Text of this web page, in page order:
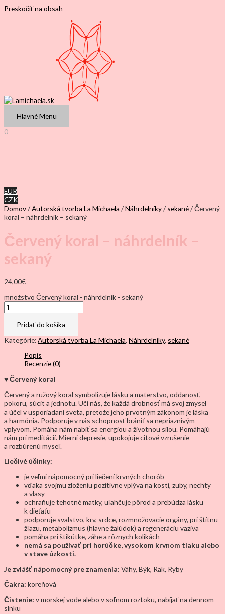
Preskočiť na obsah
Hlavné Menu
0
EUR
CZK
Domov/Autorská tvorba La Michaela /Náhrdelníky/ sekané/ Červený
koral – náhrdelník – sekaný
Červený koral – náhrdelník –
sekaný
24,00€
množstvo Červený koral - náhrdelník - sekaný
Pridať do košíka
Kategórie:Autorská tvorba La Michaela, Náhrdelníky, sekané
Popis
Recenzie (0)
♥ Červený koral
Červený a ružový koral symbolizuje lásku a materstvo, oddanosť,
pokoru, súcit a jednotu. Učí nás, že každá drobnosť má svoj zmysel
a účel v usporiadaní sveta, pretože jeho prvotným zákonom je láska
a harmónia. Podporuje v nás schopnosť brániť sa nepriaznivým
vplyvom. Pomáha nám nabiť sa energiou a životnou silou. Pomáhajú
nám pri meditácií. Mierni depresie, upokojuje citové vzrušenie
a rozbúrenú myseľ.
Liečivé účinky:
je veľmi nápomocný pri liečení krvných chorôb
vďaka svojmu zloženiu pozitívne vplýva na kosti, zuby, nechty
a vlasy
ochraňuje tehotné matky, uľahčuje pôrod a prebúdza lásku
k dieťaťu
podporuje svalstvo, krv, srdce, rozmnožovacie orgány, pri štítnu
žľazu, metabolizmus (hlavne žalúdok) a regeneráciu väziva
pomáha pri štikútke, záhe a rôznych kolikách
nemá sa používať pri horúčke, vysokom krvnom tlaku alebo
v stave úzkosti.
Je zvlášť nápomocný pre znamenia: Váhy, Býk, Rak, Ryby
Čakra: koreňová
Čistenie: v morskej vode alebo v soľnom roztoku, nabíjať na dennom
slnku